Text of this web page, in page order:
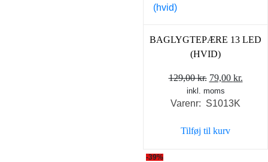
BAGLYGTEPÆRE 13 LED
(HVID)
129,00kr. Den
oprindelige
pris
129,00 kr..
79,00 kr.
inkl. moms
Varenr: S1013K
Tilføj til kurv
-39%